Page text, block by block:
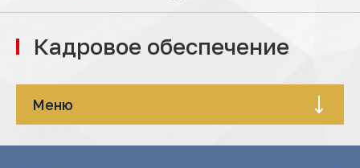
Кадровое обеспечение
Меню